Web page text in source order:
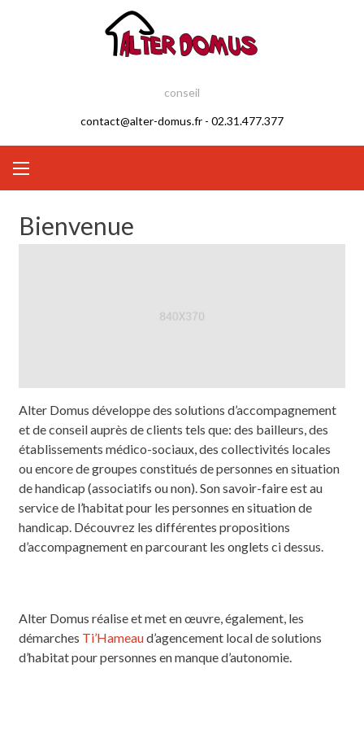
conseil
contact@alter-domus.fr - 02.31.477.377
Bienvenue
Alter Domus développe des solutions d’accompagnement
et de conseil auprès de clients tels que: des bailleurs, des
établissements médico-sociaux, des collectivités locales
ou encore de groupes constitués de personnes en situation
de handicap (associatifs ou non). Son savoir-faire est au
service de l’habitat pour les personnes en situation de
handicap. Découvrez les différentes propositions
d’accompagnement en parcourant les onglets ci dessus.
Alter Domus réalise et met en œuvre, également, les
démarches Ti’Hameaud’agencement local de solutions
d’habitat pour personnes en manque d’autonomie.